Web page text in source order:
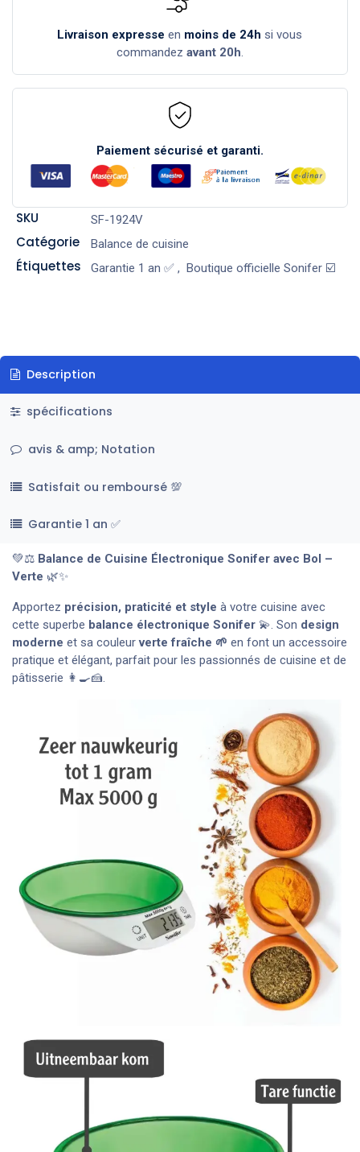
Livraison expresse en moins de 24h si vous
commandez avant 20h.
Paiement sécurisé et garanti.
SKU SF-1924V
Catégorie Balance de cuisine
Étiquettes Garantie 1 an ✅, Boutique officielle Sonifer ☑️
Description
spécifications
avis & amp; Notation
Satisfait ou remboursé 💯
Garantie 1 an ✅
💚⚖️ Balance de Cuisine Électronique Sonifer avec Bol –
Verte 🌿✨
Apportez précision, praticité et style à votre cuisine avec
cette superbe balance électronique Sonifer 💫. Son design
moderne et sa couleurverte fraîche 🌱 en font un accessoire
pratique et élégant, parfait pour les passionnés de cuisine et de
pâtisserie 👩‍🍳🍰.